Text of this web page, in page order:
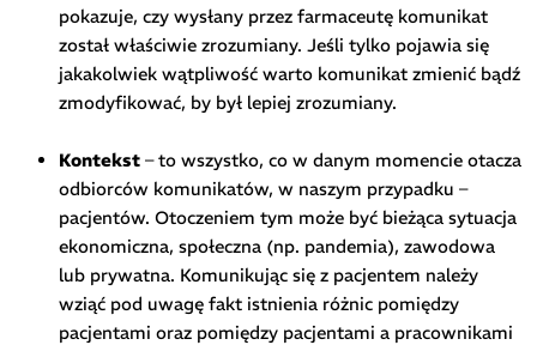
pokazuje, czy wysłany przez farmaceutę komunikat
został właściwie zrozumiany. Jeśli tylko pojawia się
jakakolwiek wątpliwość warto komunikat zmienić bądź
zmodyfikować, by był lepiej zrozumiany.
Kontekst– to wszystko, co w danym momencie otacza
odbiorców komunikatów, w naszym przypadku –
pacjentów. Otoczeniem tym może być bieżąca sytuacja
ekonomiczna, społeczna (np. pandemia), zawodowa
lub prywatna. Komunikując się z pacjentem należy
wziąć pod uwagę fakt istnienia różnic pomiędzy
pacjentami oraz pomiędzy pacjentami a pracownikami